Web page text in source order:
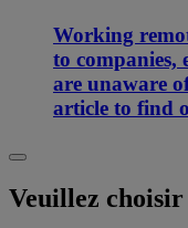
Working
to companies,
are unaware
article to find
Veuillez